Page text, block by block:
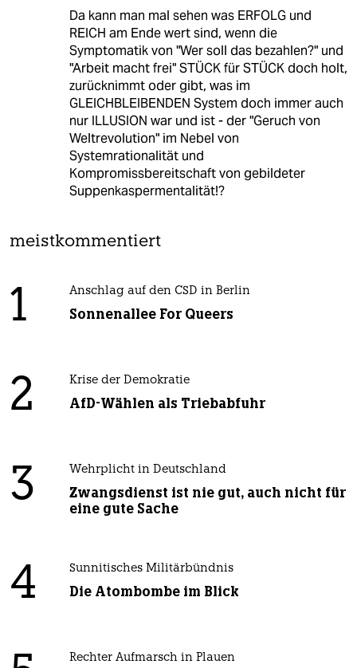
Da kann man mal sehen was ERFOLG und
REICH am Ende wert sind, wenn die
Symptomatik von "Wer soll das bezahlen?" und
"Arbeit macht frei" STÜCK für STÜCK doch holt,
zurücknimmt oder gibt, was im
GLEICHBLEIBENDEN System doch immer auch
nur ILLUSION war und ist - der "Geruch von
Weltrevolution" im Nebel von
Systemrationalität und
Kompromissbereitschaft von gebildeter
Suppenkaspermentalität!?
meistkommentiert
1 Anschlag auf den CSD in Berlin
Sonnenallee For Queers
2 Krise der Demokratie
AfD-Wählen als Triebabfuhr
3 Wehrplicht in Deutschland
Zwangsdienst ist nie gut, auch nicht für
eine gute Sache
4 Sunnitisches Militärbündnis
Die Atombombe im Blick
Rechter Aufmarsch in Plauen